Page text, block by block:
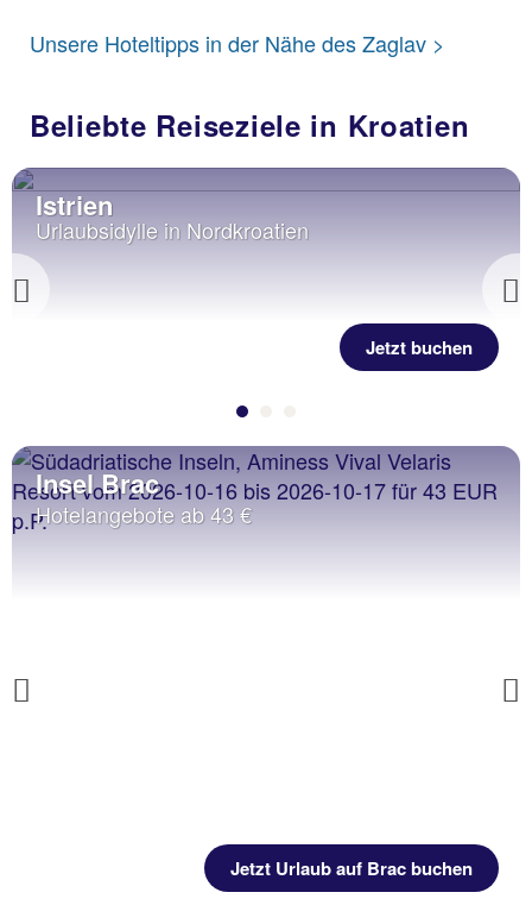
Unsere Hoteltipps in der Nähe des Zaglav >
Beliebte Reiseziele in Kroatien
Previous
Istrien
Urlaubsidylle in Nordkroatien
Jetzt buchen
Previous
Insel Brac
Hotelangebote ab 43 €
Jetzt Urlaub auf Brac buchen